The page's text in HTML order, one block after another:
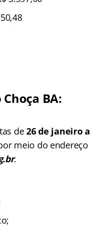
BA:
de26 de janeiro a
meio do endereço
.